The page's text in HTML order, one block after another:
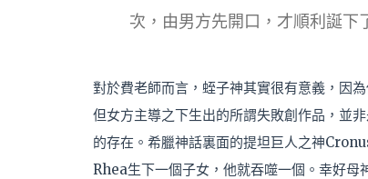
次，由男方先開口，才順利誕下
對於費老師而言，蛭子神其實很有意義，因
但女方主導之下生出的所謂失敗創作品，並
的存在。希臘神話裏面的提坦巨人之神
Rhea生下一個子女，他就吞噬一個。幸好